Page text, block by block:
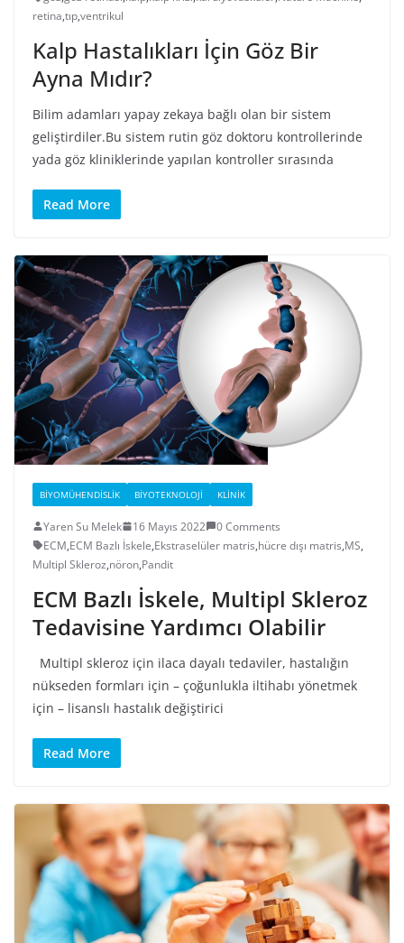
retina,tıp,ventrikul
Kalp Hastalıkları İçin Göz Bir
Ayna Mıdır?
Bilim adamları yapay zekaya bağlı olan bir sistem
geliştirdiler.Bu sistem rutin göz doktoru kontrollerinde
yada göz kliniklerinde yapılan kontroller sırasında
Read More
BIYOMÜHENDISLIK BIYOTEKNOLOJI KLINIK
Yaren Su Melek 16 Mayıs 2022
0 Comments
ECM,ECM Bazlı İskele,Ekstraselüler matris,hücre dışı matris,MS,
Multipl Skleroz,nöron,Pandit
ECM Bazlı İskele, Multipl Skleroz
Tedavisine Yardımcı Olabilir
Multipl skleroz için ilaca dayalı tedaviler, hastalığın
nükseden formları için – çoğunlukla iltihabı yönetmek
için – lisanslı hastalık değiştirici
Read More